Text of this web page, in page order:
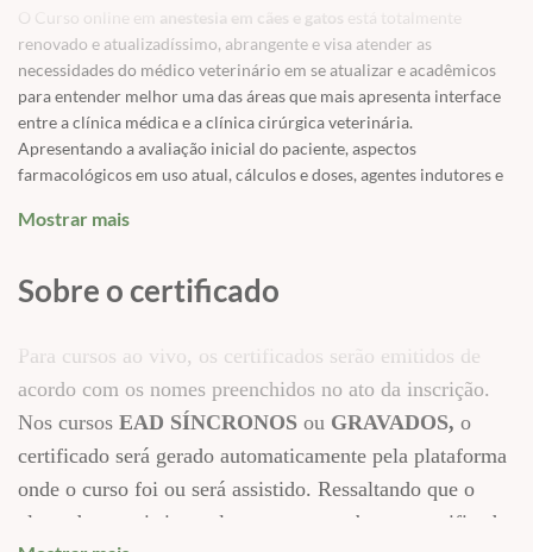
O Curso online em anestesia em cães e gatos está totalmente
renovado e atualizadíssimo, abrangente e visa atender as
necessidades do médico veterinário em se atualizar e acadêmicos
para entender melhor uma das áreas que mais apresenta interface
entre a clínica médica e a clínica cirúrgica veterinária.
Apresentando a avaliação inicial do paciente, aspectos
farmacológicos em uso atual, cálculos e doses, agentes indutores e
✅Medicação pré-anestésica: Neuroleptoanalgesia; Sedativos ou
Benzodiazepínicos, Fenotiazínicos, Alfa2-agonistas
✅Calculando doses
✅Escolhendo a melhor via
✅Antinflamatórios: Usar ou não? Fazendo a melhor escolha
Agentes indutores e de manutenção intravenosa: Propofol,
Etomidato, Cetamina, Tiletamina
Mostrar mais
Sobre o certificado
Para cursos ao vivo, os certificados serão emitidos de
acordo com os nomes preenchidos no ato da inscrição.
Nos cursos EAD SÍNCRONOS ou GRAVADOS, o
certificado será gerado automaticamente pela plataforma
onde o curso foi ou será assistido. Ressaltando que o
aluno deve assistir a aula para que receba seu certificado.